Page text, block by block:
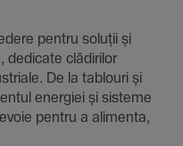
pentru soluții și
dedi­cate clădi­rilor
De la tablouri și
energiei și sisteme
pentru a alimenta,